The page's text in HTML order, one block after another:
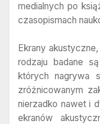
medialnych po
czasopismach
Ekrany
rodzaju badane
których nagrywa
zróżnicowanym
nierzadko nawet i
ekranów